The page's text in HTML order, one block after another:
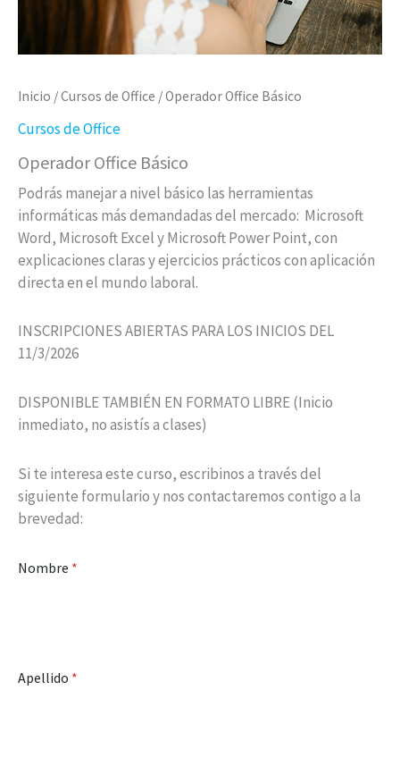
Inicio /Cursos de Office / Operador Office Básico
Cursos de Office
Operador Office Básico
Podrás manejar a nivel básico las herramientas
informáticas más demandadas del mercado: Microsoft
Word, Microsoft Excel y Microsoft Power Point, con
explicaciones claras y ejercicios prácticos con aplicación
directa en el mundo laboral.
INSCRIPCIONES ABIERTAS PARA LOS INICIOS DEL
11/3/2026
DISPONIBLE TAMBIÉN EN FORMATO LIBRE (Inicio
inmediato, no asistís a clases)
Si te interesa este curso, escribinos a través del
siguiente formulario y nos contactaremos contigo a la
brevedad:
Nombre *
Apellido *